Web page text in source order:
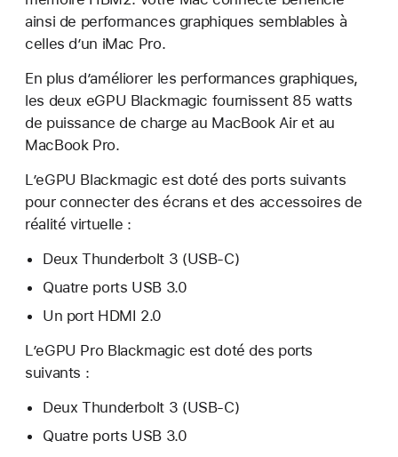
ainsi de performances graphiques semblables à
celles d’un iMac Pro.
En plus d’améliorer les performances graphiques,
les deux eGPU Blackmagic fournissent 85 watts
de puissance de charge au MacBook Air et au
MacBook Pro.
L’eGPU Blackmagic est doté des ports suivants
pour connecter des écrans et des accessoires de
réalité virtuelle :
Deux Thunderbolt 3 (USB-C)
Quatre ports USB 3.0
Un port HDMI 2.0
L’eGPU Pro Blackmagic est doté des ports
suivants :
Deux Thunderbolt 3 (USB-C)
Quatre ports USB 3.0